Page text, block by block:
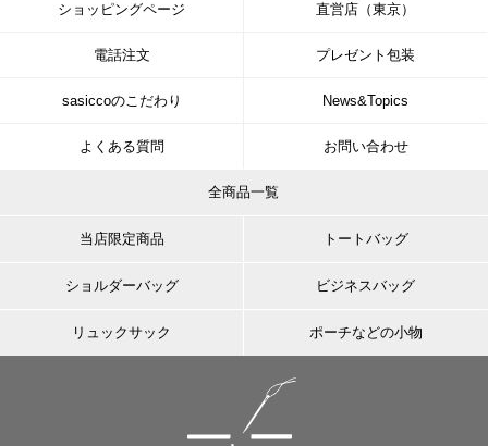
ショッピングページ 直営店（東京）
電話注文 プレゼント包装
sasiccoのこだわり News&Topics
よくある質問 お問い合わせ
全商品一覧
当店限定商品 トートバッグ
ショルダーバッグ ビジネスバッグ
リュックサック ポーチなどの小物